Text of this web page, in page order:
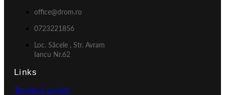
office@drom.ro
0723221856
Loc. Săcele , Str. Avram
Iancu Nr.62
Links
Termeni si conditii